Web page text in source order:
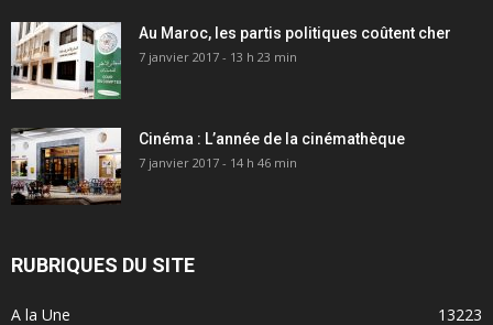
Au Maroc, les partis politiques coûtent cher
7 janvier 2017 - 13 h 23 min
Cinéma : L’année de la cinémathèque
7 janvier 2017 - 14 h 46 min
RUBRIQUES DU SITE
A la Une 13223